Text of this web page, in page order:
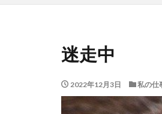
迷走中
2022年12月3日 私の仕